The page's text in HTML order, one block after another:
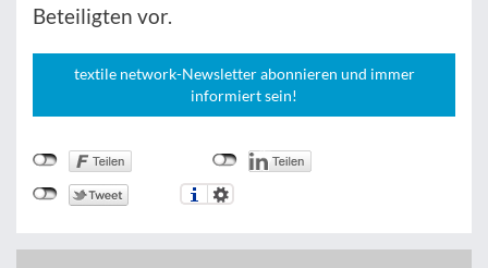
Beteiligten vor.
textile network-Newsletter abonnieren und immer
informiert sein!